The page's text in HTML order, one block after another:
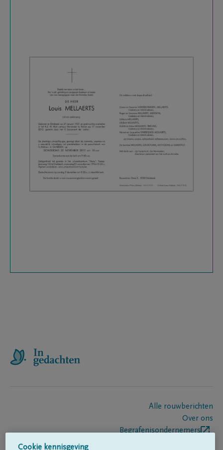
Alle rouwberichten
Over ons
Begrafenisondernemers
Cookie kennisgeving